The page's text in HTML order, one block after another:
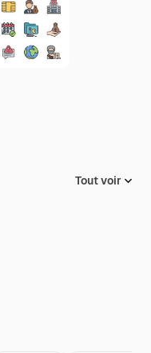
Tout voir